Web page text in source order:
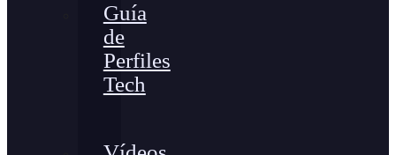
Guía
de
Perfiles
Tech